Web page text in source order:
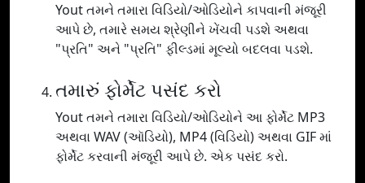
Yout તમને તમારા વિડિયો/ઓડિયોને કાપવાની મંજૂરી
આપે છે, તમારે સમય શ્રેણીને ખેંચવી પડશે અથવા
"પ્રતિ" અને "પ્રતિ" ફીલ્ડમાં મૂલ્યો બદલવા પડશે.
તમારું ફોર્મેટ પસંદ કરો
Yout તમને તમારા વિડિયો/ઓડિયોને આ ફોર્મેટ MP3
અથવા WAV (ઑડિયો), MP4 (વિડિયો) અથવા GIF માં
ફોર્મેટ કરવાની મંજૂરી આપે છે. એક પસંદ કરો.